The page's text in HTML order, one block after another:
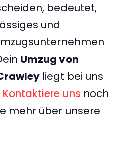
bedeutet,
und
Umzug von
liegt bei uns
Kontaktiere uns noch
mehr über unsere